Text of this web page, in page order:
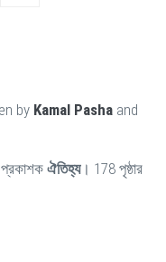
by Kamal Pasha and
ঐতিহ্য। 178 পৃষ্ঠার